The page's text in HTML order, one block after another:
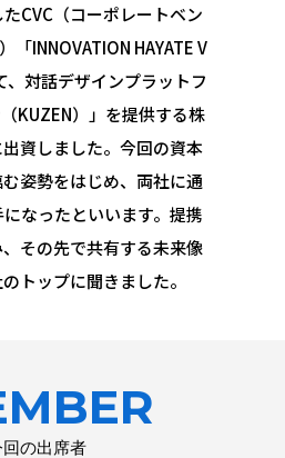
CVC（コーポレートベン
「INNOVATION HAYATE V
対話デザインプラットフ
KUZEN）」を提供する株
資しました。今回の資本
姿勢をはじめ、両社に通
なったといいます。提携
その先で共有する未来像
トップに聞きました。
回の出席者